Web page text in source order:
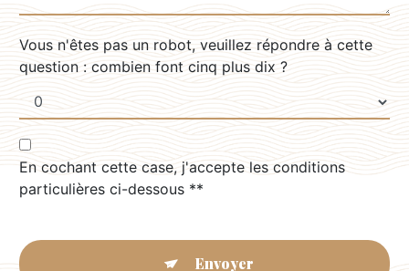
Vous n'êtes pas un robot, veuillez répondre à cette
question : combien font cinq plus dix ?
En cochant cette case, j'accepte les conditions
particulières ci-dessous **
Envoyer